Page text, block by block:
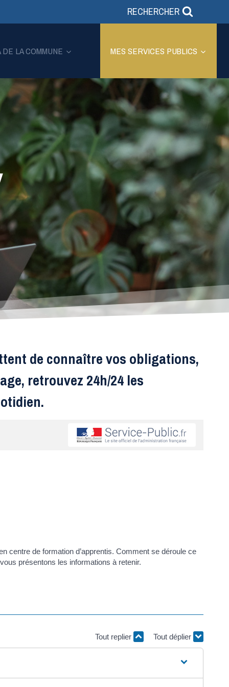
RECHERCHER
DE LA COMMUNE MES SERVICES PUBLICS
de connaître vos obligations,
retrouvez 24h/24 les
centre de formation d’apprentis. Comment se déroule ce
présentons les informations à retenir.
Tout replier Tout déplier